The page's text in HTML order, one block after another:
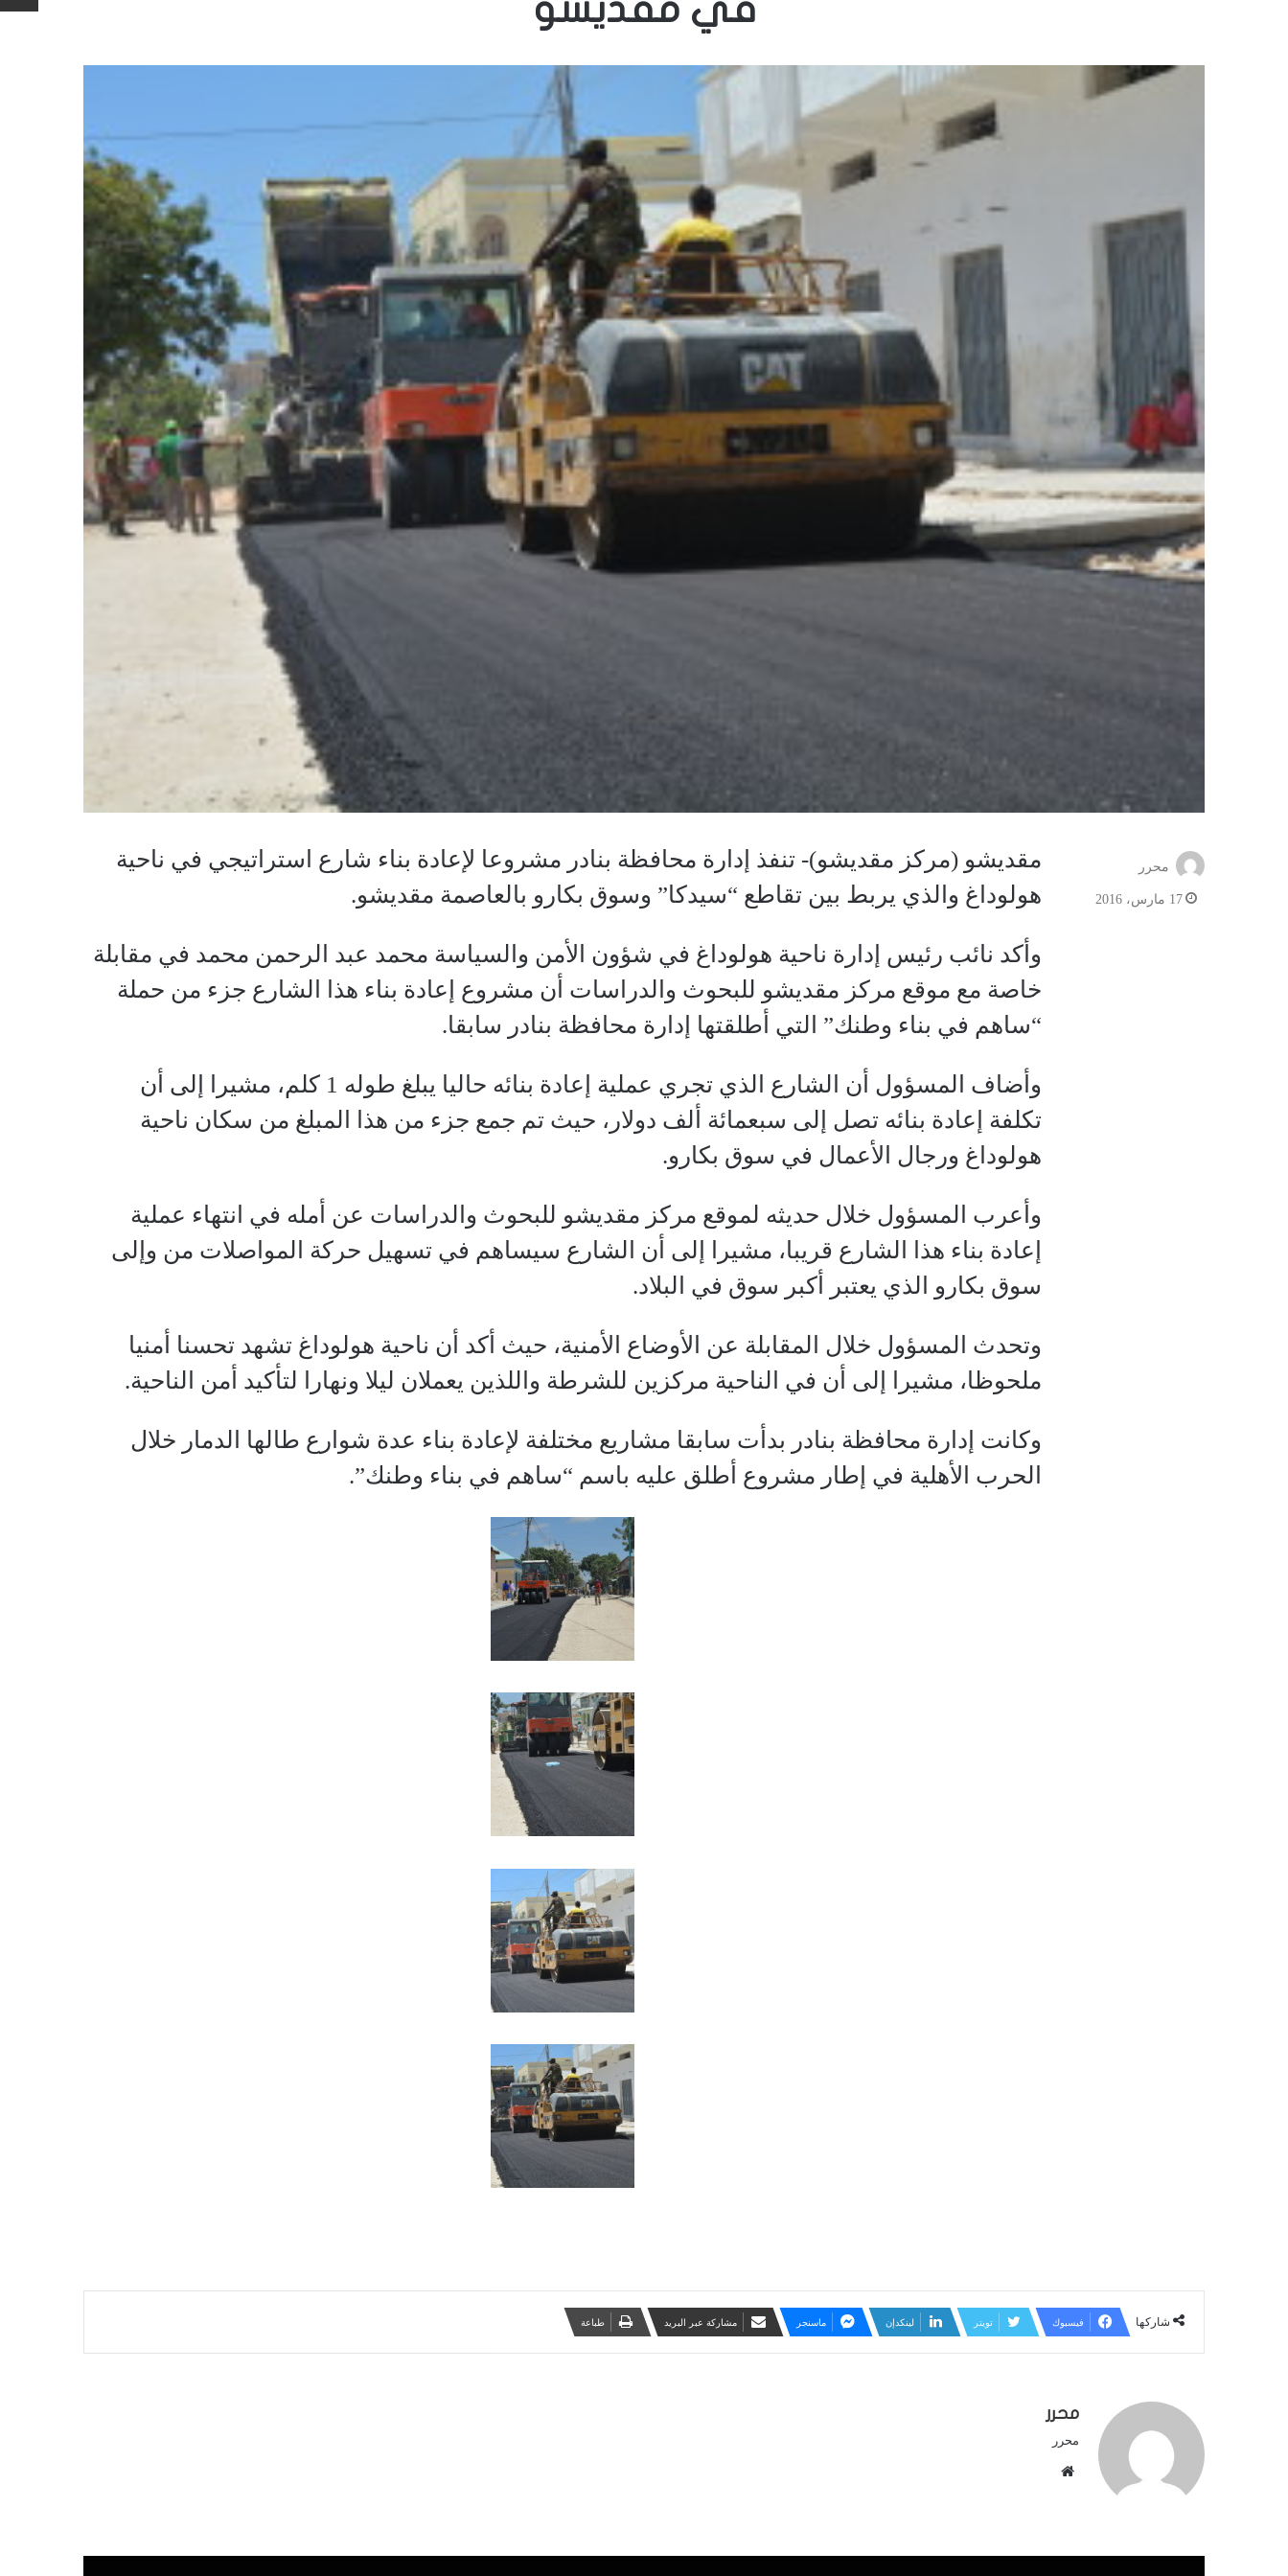
في مقديشو
مقديشو (مركز مقديشو)- تنفذ إدارة محافظة بنادر مشروعا لإعادة بناء شارع استراتيجي في ناحية
هولوداغ والذي يربط بين تقاطع “سيدكا” وسوق بكارو بالعاصمة مقديشو.
وأكد نائب رئيس إدارة ناحية هولوداغ في شؤون الأمن والسياسة محمد عبد الرحمن محمد في مقابلة
خاصة مع موقع مركز مقديشو للبحوث والدراسات أن مشروع إعادة بناء هذا الشارع جزء من حملة
“ساهم في بناء وطنك” التي أطلقتها إدارة محافظة بنادر سابقا.
وأضاف المسؤول أن الشارع الذي تجري عملية إعادة بنائه حاليا يبلغ طوله 1 كلم، مشيرا إلى أن
تكلفة إعادة بنائه تصل إلى سبعمائة ألف دولار، حيث تم جمع جزء من هذا المبلغ من سكان ناحية
هولوداغ ورجال الأعمال في سوق بكارو.
وأعرب المسؤول خلال حديثه لموقع مركز مقديشو للبحوث والدراسات عن أمله في انتهاء عملية
إعادة بناء هذا الشارع قريبا، مشيرا إلى أن الشارع سيساهم في تسهيل حركة المواصلات من وإلى
سوق بكارو الذي يعتبر أكبر سوق في البلاد.
وتحدث المسؤول خلال المقابلة عن الأوضاع الأمنية، حيث أكد أن ناحية هولوداغ تشهد تحسنا أمنيا
ملحوظا، مشيرا إلى أن في الناحية مركزين للشرطة واللذين يعملان ليلا ونهارا لتأكيد أمن الناحية.
وكانت إدارة محافظة بنادر بدأت سابقا مشاريع مختلفة لإعادة بناء عدة شوارع طالها الدمار خلال
الحرب الأهلية في إطار مشروع أطلق عليه باسم “ساهم في بناء وطنك”.
محرر
17 مارس، 2016
شاركها فيسبوك تويتر لينكدإن ماسنجر مشاركة عبر البريد طباعة
محرر
محرر